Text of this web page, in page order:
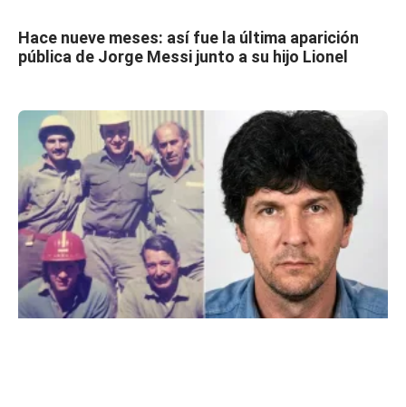
Hace nueve meses: así fue la última aparición
pública de Jorge Messi junto a su hijo Lionel